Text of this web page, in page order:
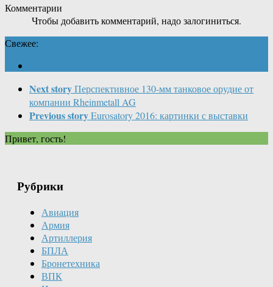
Комментарии
Чтобы добавить комментарий, надо залогиниться.
Свежее:
Next storyПерспективное 130-мм танковое орудие от
компании Rheinmetall AG
Previous storyEurosatory 2016: картинки с выставки
Привет, гость!
Рубрики
Авиация
Армия
Артиллерия
БПЛА
Бронетехника
ВПК